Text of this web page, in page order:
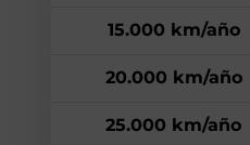
15.000 km/año
20.000 km/año
25.000 km/año